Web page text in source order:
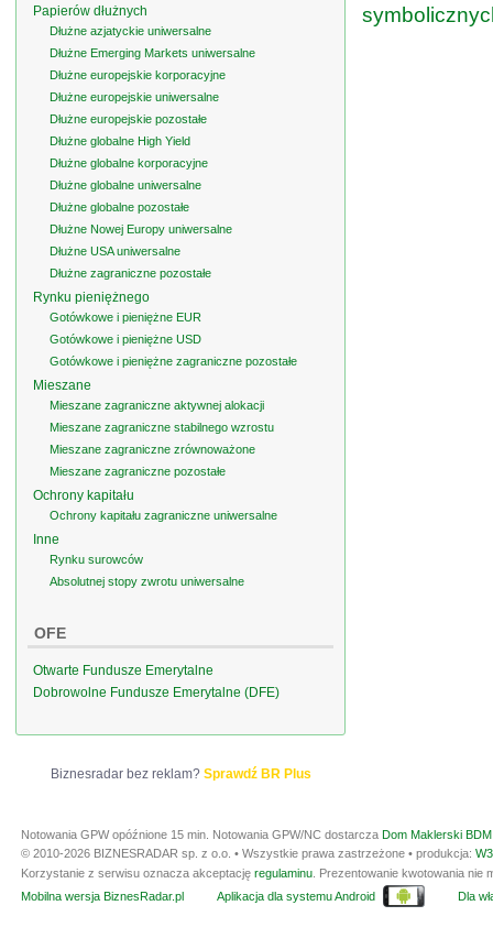
Papierów dłużnych
Dłużne azjatyckie uniwersalne
Dłużne Emerging Markets uniwersalne
Dłużne europejskie korporacyjne
Dłużne europejskie uniwersalne
Dłużne europejskie pozostałe
Dłużne globalne High Yield
Dłużne globalne korporacyjne
Dłużne globalne uniwersalne
Dłużne globalne pozostałe
Dłużne Nowej Europy uniwersalne
Dłużne USA uniwersalne
Dłużne zagraniczne pozostałe
Rynku pieniężnego
Gotówkowe i pieniężne EUR
Gotówkowe i pieniężne USD
Gotówkowe i pieniężne zagraniczne pozostałe
Mieszane
Mieszane zagraniczne aktywnej alokacji
Mieszane zagraniczne stabilnego wzrostu
Mieszane zagraniczne zrównoważone
Mieszane zagraniczne pozostałe
Ochrony kapitału
Ochrony kapitału zagraniczne uniwersalne
Inne
Rynku surowców
Absolutnej stopy zwrotu uniwersalne
OFE
Otwarte Fundusze Emerytalne
Dobrowolne Fundusze Emerytalne (DFE)
Biznesradar bez reklam? Sprawdź BR Plus
Notowania GPW opóźnione 15 min. Notowania GPW/NC dostarcza Dom Maklerski
© 2010-2026 BIZNESRADAR sp. z o.o. • Wszystkie prawa zastrzeżone • produkcja:
Korzystanie z serwisu oznacza akceptację regulaminu . Prezentowanie kwotowania
Mobilna wersja BiznesRadar.pl
Aplikacja dla systemu Android Dla